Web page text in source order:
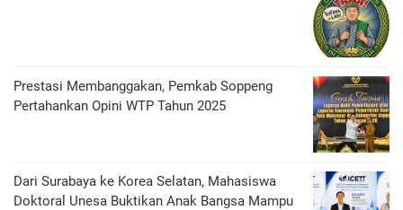
Prestasi Membanggakan, Pemkab Soppeng
Pertahankan Opini WTP Tahun 2025
Dari Surabaya ke Korea Selatan, Mahasiswa
Doktoral Unesa Buktikan Anak Bangsa Mampu